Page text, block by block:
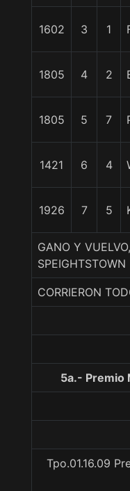
1602 3 1
1805 4 2
1805 5 7
1421 6 4
1926 7 5
GANO Y
SPEIGHTSTOWN
CORRIERON
5a.- Premio
Tpo.01.16.09